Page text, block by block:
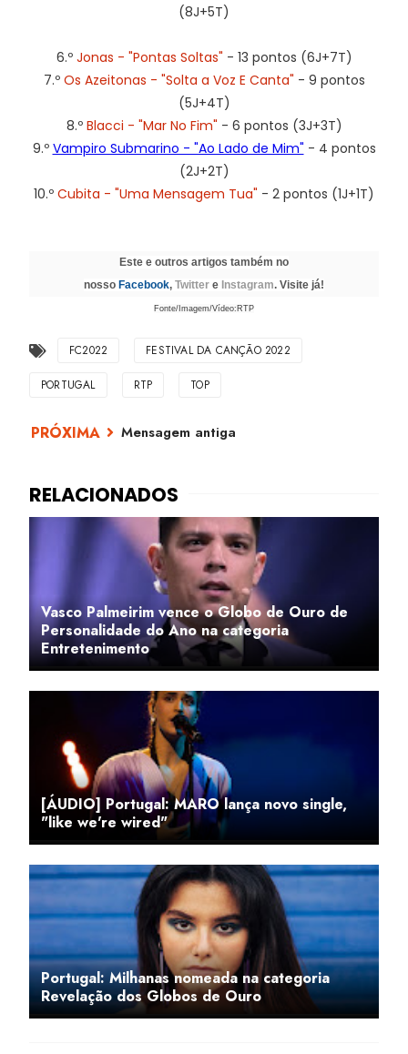
(8J+5T)
6.º Jonas - "Pontas Soltas" - 13 pontos (6J+7T)
7.º Os Azeitonas - "Solta a Voz E Canta" - 9 pontos
(5J+4T)
8.º Blacci - "Mar No Fim" - 6 pontos (3J+3T)
9.º Vampiro Submarino - "Ao Lado de Mim" - 4 pontos
(2J+2T)
10.º Cubita - "Uma Mensagem Tua" - 2 pontos (1J+1T)
Este e outros artigos também no
nosso Facebook, Twitter e Instagram. Visite já!
Fonte/Imagem/Vídeo:RTP
FC2022 FESTIVAL DA CANÇÃO 2022
PORTUGAL RTP TOP
Mensagem antiga
Vasco Palmeirim vence o Globo de Ouro de
Personalidade do Ano na categoria
Entretenimento
[ÁUDIO] Portugal: MARO lança novo single,
"like we're wired"
Portugal: Milhanas nomeada na categoria
Revelação dos Globos de Ouro